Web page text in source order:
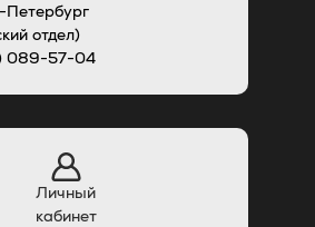
Петербург
отдел)
089-57-04
Личный
кабинет